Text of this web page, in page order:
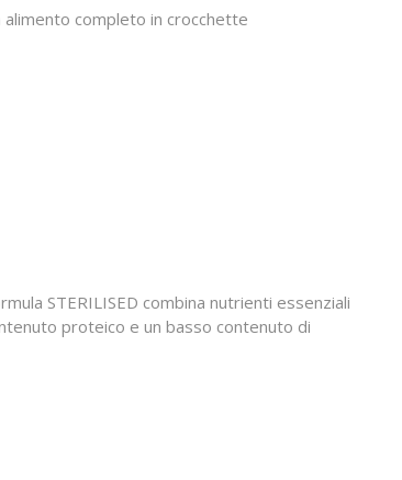
alimento completo in crocchette
STERILISED combina nutrienti essenziali
proteico e un basso contenuto di